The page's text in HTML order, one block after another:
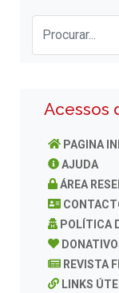
Acessos
PAGINA
AJUDA
ÁREA
POLÍTICA
REVISTA
LINKS